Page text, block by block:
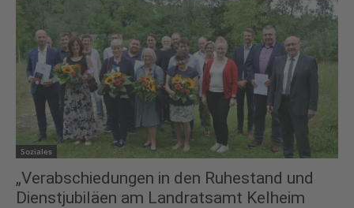
Soziales
„Verabschiedungen in den Ruhestand und
Dienstjubiläen am Landratsamt Kelheim